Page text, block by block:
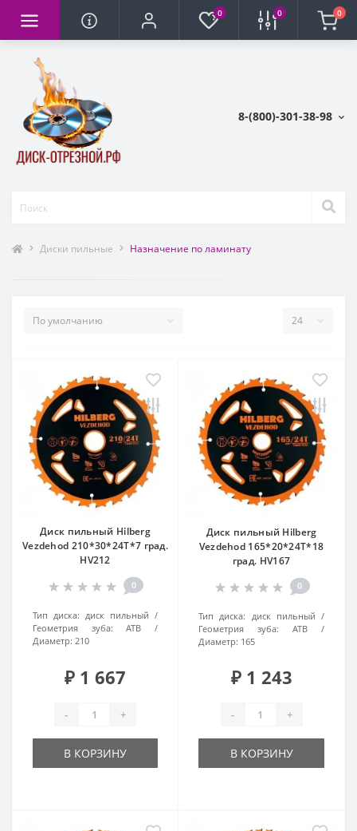
0 0 0
8-(800)-301-38-98
Диски пильные Назначение по ламинату
Диск пильный Hilberg
Vezdehod 210*30*24Т*7 град.
HV212
0
Тип диска: диск пильный
Геометрия зуба:
ATB
Диаметр: 210
₽ 1 667
- +
В КОРЗИНУ
Диск пильный Hilberg
Vezdehod 165*20*24Т*18
град. HV167
0
Тип диска: диск пильный
Геометрия зуба:
ATB
Диаметр: 165
₽ 1 243
- +
В КОРЗИНУ